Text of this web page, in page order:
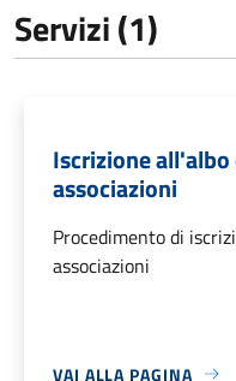
Servizi (1)
Iscrizione
associazioni
Procedimento di
associazioni
VAI ALLA PAGINA